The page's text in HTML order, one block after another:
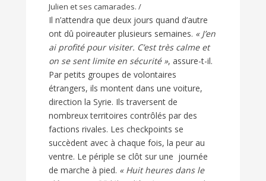
Julien et ses camarades. /
Il n’attendra que deux jours quand d’autre
ont dû poireauter plusieurs semaines. « J’en
ai profité pour visiter. C’est très calme et
on se sent limite en sécurité », assure-t-il.
Par petits groupes de volontaires
étrangers, ils montent dans une voiture,
direction la Syrie. Ils traversent de
nombreux territoires contrôlés par des
factions rivales. Les checkpoints se
succèdent avec à chaque fois, la peur au
ventre. Le périple se clôt sur une journée
de marche à pied. « Huit heures dans le